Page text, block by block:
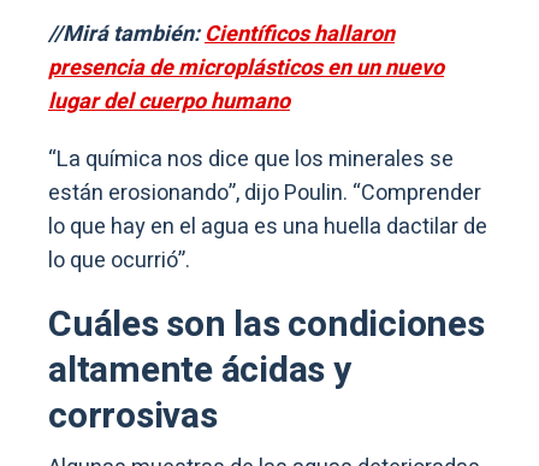
//Mirá también:Científicos hallaron
presencia de microplásticos en un nuevo
lugar del cuerpo humano
“La química nos dice que los minerales se
están erosionando”, dijo Poulin. “Comprender
lo que hay en el agua es una huella dactilar de
lo que ocurrió”.
Cuáles son las condiciones
altamente ácidas y
corrosivas